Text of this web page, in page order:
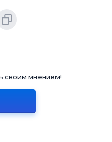
своим мнением!